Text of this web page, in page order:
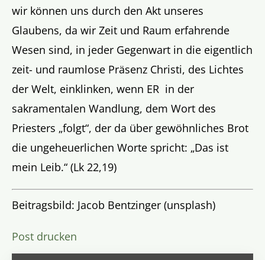
wir können uns durch den Akt unseres
Glaubens, da wir Zeit und Raum erfahrende
Wesen sind, in jeder Gegenwart in die eigentlich
zeit- und raumlose Präsenz Christi, des Lichtes
der Welt, einklinken, wenn ER in der
sakramentalen Wandlung, dem Wort des
Priesters „folgt“, der da über gewöhnliches Brot
die ungeheuerlichen Worte spricht: „Das ist
mein Leib.“ (Lk 22,19)
Beitragsbild: Jacob Bentzinger (unsplash)
Post drucken